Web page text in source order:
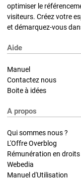
optimiser le
visiteurs. Créez votre
et démarquez-vous
Aide
Manuel
Contactez nous
Boite à idées
A propos
Qui sommes nous ?
L'Offre Overblog
Rémunération en
Webedia
Manuel d'Utilisation